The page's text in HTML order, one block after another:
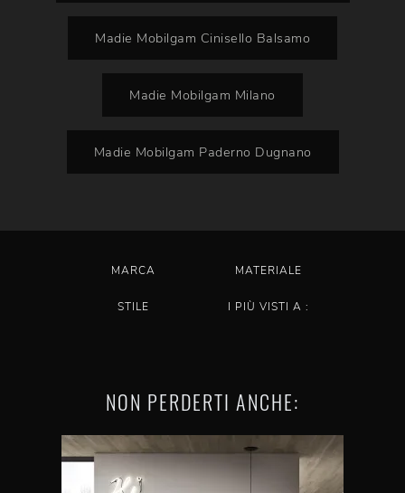
Madie Mobilgam Cinisello Balsamo
Madie Mobilgam Milano
Madie Mobilgam Paderno Dugnano
MARCA MATERIALE
STILE I PIÙ VISTI A :
NON PERDERTI ANCHE: